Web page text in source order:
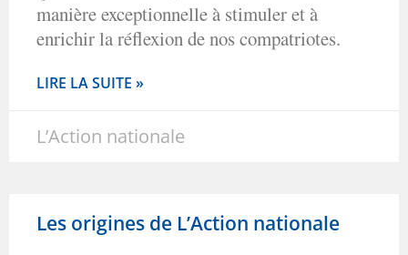
manière exceptionnelle à stimuler et à
enrichir la réflexion de nos compatriotes.
LIRE LA SUITE »
L’Action nationale
Les origines de L’Action nationale